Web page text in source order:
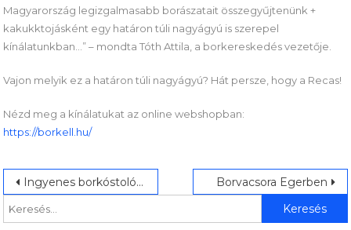
Magyarország legizgalmasabb borászatait összegyűjtenünk +
kakukktojásként egy határon túli nagyágyú is szerepel
kínálatunkban…” – mondta Tóth Attila, a borkereskedés vezetője.
Vajon melyik ez a határon túli nagyágyú? Hát persze, hogy a Recas!
Nézd meg a kínálatukat az online webshopban:
https://borkell.hu/
Bejegyzés
navigáció
Ingyenes borkóstoló és kedvezményes borvásár Borvacsora Egerben